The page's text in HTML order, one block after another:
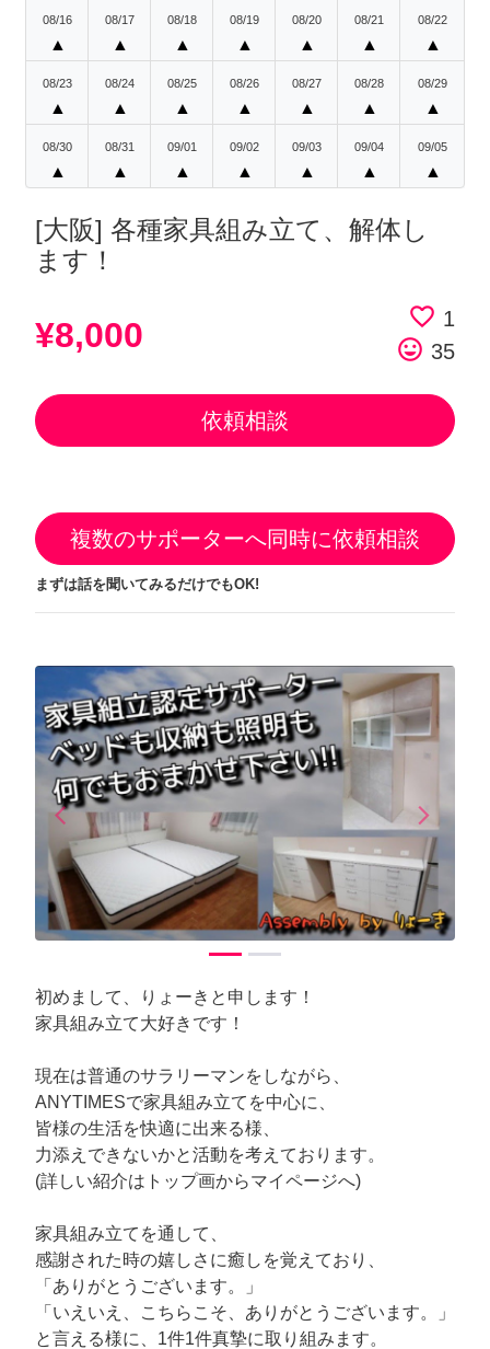
08/16
▲
08/17
▲
08/18
▲
08/19
▲
08/20
▲
08/21
▲
08/22
▲
08/23
▲
08/24
▲
08/25
▲
08/26
▲
08/27
▲
08/28
▲
08/29
▲
08/30
▲
08/31
▲
09/01
▲
09/02
▲
09/03
▲
09/04
▲
09/05
▲
[大阪] 各種家具組み立て、解体し
ます！
¥8,000 favorite_border 1
tag_faces 35
依頼相談
複数のサポーターへ同時に依頼相談
まずは話を聞いてみるだけでもOK!
arrow_back_iosPrevious arrow_forward_iosNext
初めまして、りょーきと申します！
家具組み立て大好きです！
現在は普通のサラリーマンをしながら、
ANYTIMESで家具組み立てを中心に、
皆様の生活を快適に出来る様、
力添えできないかと活動を考えております。
(詳しい紹介はトップ画からマイページへ)
家具組み立てを通して、
感謝された時の嬉しさに癒しを覚えており、
「ありがとうございます。」
「いえいえ、こちらこそ、ありがとうございます。」
と言える様に、1件1件真摯に取り組みます。